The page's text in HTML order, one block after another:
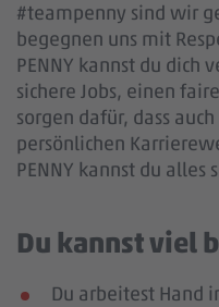
#teampenny sind wir
begegnen uns mit
PENNY kannst du dich
sichere Jobs, einen
sorgen dafür, dass
persönlichen
PENNY kannst du alles
Du kannst viel
Du arbeitest Hand